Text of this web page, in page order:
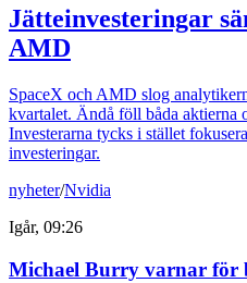
Jätteinvesteringar
AMD
SpaceX och AMD slog
kvartalet. Ändå föll båda aktierna
Investerarna tycks i stället
investeringar.
nyheter/Nvidia
Igår, 09:26
Michael Burry varnar för